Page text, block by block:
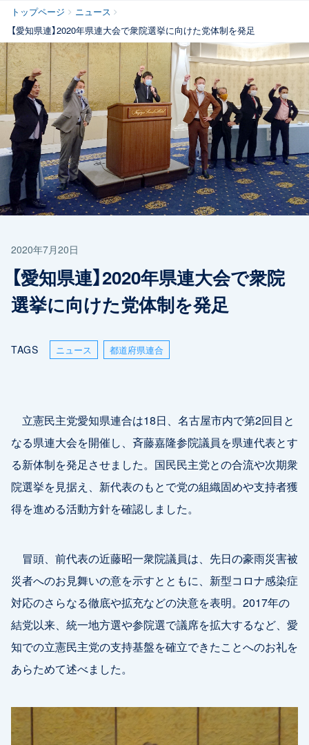
トップページ
ニュース
【愛知県連】2020年県連大会で衆院選挙に向けた党体制を発足
2020年7月20日
【愛知県連】2020年県連大会で衆院
選挙に向けた党体制を発足
TAGS ニュース 都道府県連合
立憲民主党愛知県連合は18日、名古屋市内で第2回目と
なる県連大会を開催し、斉藤嘉隆参院議員を県連代表とす
る新体制を発足させました。国民民主党との合流や次期衆
院選挙を見据え、新代表のもとで党の組織固めや支持者獲
得を進める活動方針を確認しました。
冒頭、前代表の近藤昭一衆院議員は、先日の豪雨災害被
災者へのお見舞いの意を示すとともに、新型コロナ感染症
対応のさらなる徹底や拡充などの決意を表明。2017年の
結党以来、統一地方選や参院選で議席を拡大するなど、愛
知での立憲民主党の支持基盤を確立できたことへのお礼を
あらためて述べました。